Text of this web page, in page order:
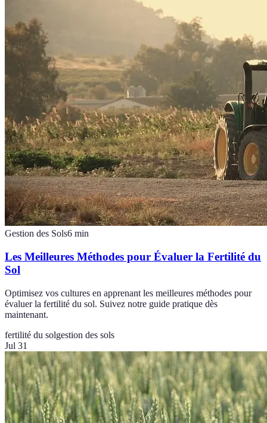
Gestion des Sols6 min
Les Meilleures Méthodes pour Évaluer la Fertilité du
Sol
Optimisez vos cultures en apprenant les meilleures méthodes pour
évaluer la fertilité du sol. Suivez notre guide pratique dès
maintenant.
fertilité du solgestion des sols
Jul 31